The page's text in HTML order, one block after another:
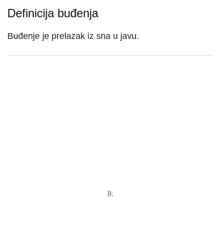
Definicija buđenja
Buđenje je prelazak iz sna u javu.
});